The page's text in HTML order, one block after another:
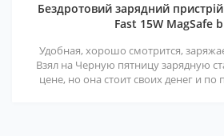
Бездротовий зарядний
Fast 15W MagSafe
Удобная, хорошо смотрится,
Взял на Черную пятницу зарядную
цене, но она стоит своих денег и по